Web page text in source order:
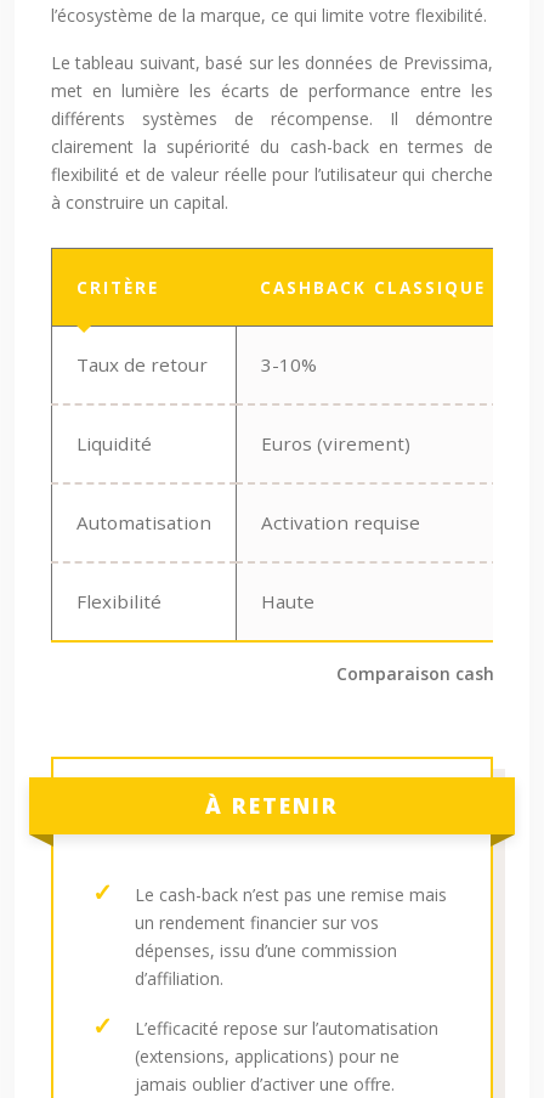
l’écosystème de la marque, ce qui limite votre flexibilité.
Le tableau suivant, basé sur les données de Previssima,
met en lumière les écarts de performance entre les
différents systèmes de récompense. Il démontre
clairement la supériorité du cash-back en termes de
flexibilité et de valeur réelle pour l’utilisateur qui cherche
à construire un capital.
Comparaison
CRITÈRE CASHBACK CLASSIQUE
Taux de retour 3-10%
Liquidité Euros (virement)
Automatisation Activation requise
Flexibilité Haute
À RETENIR
Le cash-back n’est pas une remise mais
un rendement financier sur vos
dépenses, issu d’une commission
d’affiliation.
L’efficacité repose sur l’automatisation
(extensions, applications) pour ne
jamais oublier d’activer une offre.